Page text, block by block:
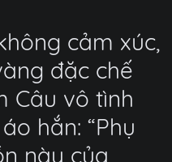
cảm xúc,
đặc chế
Câu vô tình
hắn: “Phụ
này của